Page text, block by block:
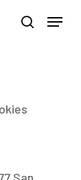
search
Menu